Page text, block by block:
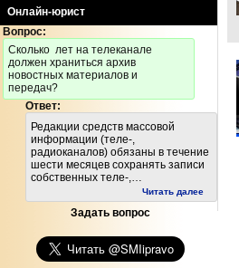
Онлайн-юрист
Вопрос:
Cколько лет на телеканале
должен храниться архив
новостных материалов и
передач?
Ответ:
Редакции средств массовой
информации (теле-,
радиоканалов) обязаны в течение
шести месяцев сохранять записи
собственных теле-,…
Читать далее
Задать вопрос